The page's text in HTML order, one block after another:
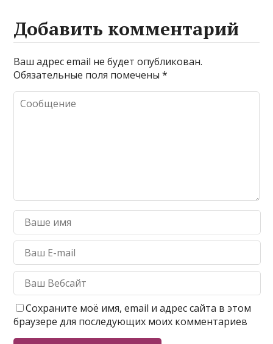
Добавить комментарий
Ваш адрес email не будет опубликован.
Обязательные поля помечены*
Сохраните моё имя, email и адрес сайта в этом
браузере для последующих моих комментариев